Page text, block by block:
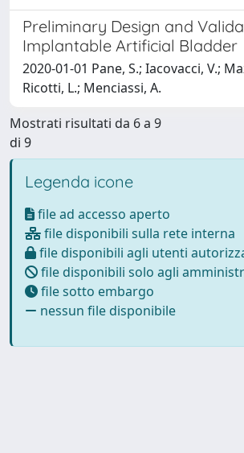
Preliminary Design and
Implantable Artificial Bladder
2020-01-01 Pane, S.; Iacovacci, V.;
Ricotti, L.; Menciassi, A.
Mostrati risultati da 6 a 9
di 9
Legenda icone
file ad accesso aperto
file disponibili sulla rete interna
file disponibili agli utenti
file disponibili solo agli
file sotto embargo
nessun file disponibile